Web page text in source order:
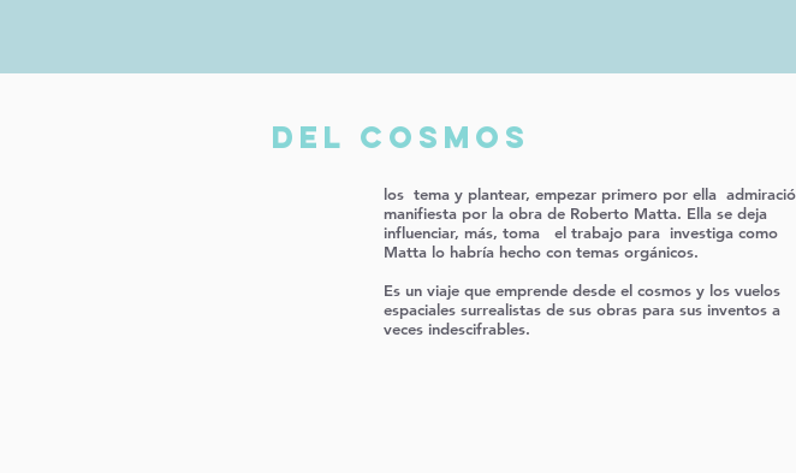
DEL COSMOS
los tema y plantear, empezar primero por ella
manifiesta por la obra de Roberto Matta. Ella se deja
influenciar, más, toma
el trabajo para investiga como
Matta lo habría hecho con temas orgánicos.
Es un viaje que emprende desde el cosmos y los vuelos
espaciales surrealistas de sus obras para sus inventos a
veces indescifrables.